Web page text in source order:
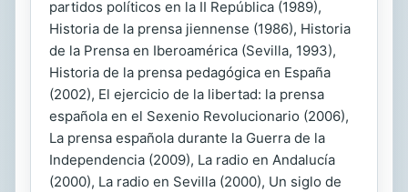
partidos políticos en la II República (1989),
Historia de la prensa jiennense (1986), Historia
de la Prensa en Iberoamérica (Sevilla, 1993),
Historia de la prensa pedagógica en España
(2002), El ejercicio de la libertad: la prensa
española en el Sexenio Revolucionario (2006),
La prensa española durante la Guerra de la
Independencia (2009), La radio en Andalucía
(2000), La radio en Sevilla (2000), Un siglo de